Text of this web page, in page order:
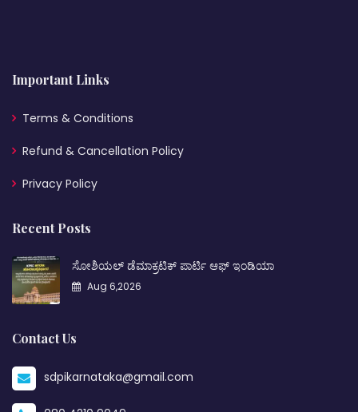
Important Links
Terms & Conditions
Refund & Cancellation Policy
Privacy Policy
Recent Posts
ಸೋಶಿಯಲ್ ಡೆಮಾಕ್ರಟಿಕ್ ಪಾರ್ಟಿ ಆಫ್ ಇಂಡಿಯಾ
Aug 6,2026
Contact Us
sdpikarnataka@gmail.com